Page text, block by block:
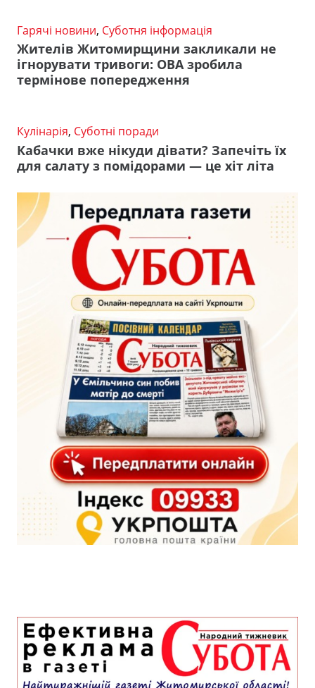
Гарячі новини, Суботня інформація
Жителів Житомирщини закликали не
ігнорувати тривоги: ОВА зробила
термінове попередження
Кулінарія, Суботні поради
Кабачки вже нікуди дівати? Запечіть їх
для салату з помідорами — це хіт літа